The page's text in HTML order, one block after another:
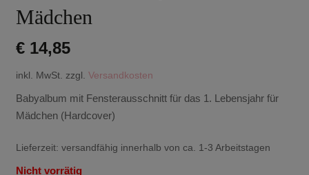
Mädchen
€14,85
inkl. MwSt. zzgl. Versandkosten
Babyalbum mit Fensterausschnitt für das 1. Lebensjahr für
Mädchen (Hardcover)
Lieferzeit: versandfähig innerhalb von ca. 1-3 Arbeitstagen
Nicht vorrätig